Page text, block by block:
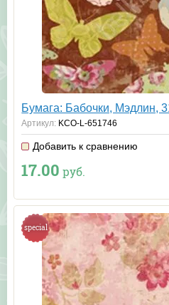
Бумага: Бабочки, Мэдлин,
Артикул: KCO-L-651746
Добавить к сравнению
17.00 руб.
special